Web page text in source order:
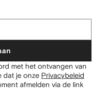
met het ontvangen van
dat je onze Privacybeleid
afmelden via de link